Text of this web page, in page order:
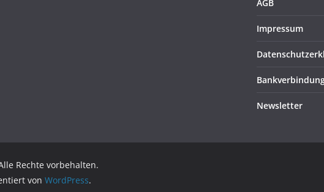
AGB
Impressum
Newsletter
Rechte vorbehalten.
von WordPress.